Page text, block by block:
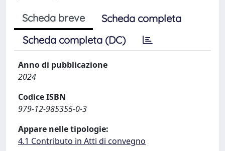
Scheda breve
Scheda completa
Scheda completa (DC)
Anno di pubblicazione
2024
Codice ISBN
979-12-985355-0-3
Appare nelle tipologie:
4.1 Contributo in Atti di convegno